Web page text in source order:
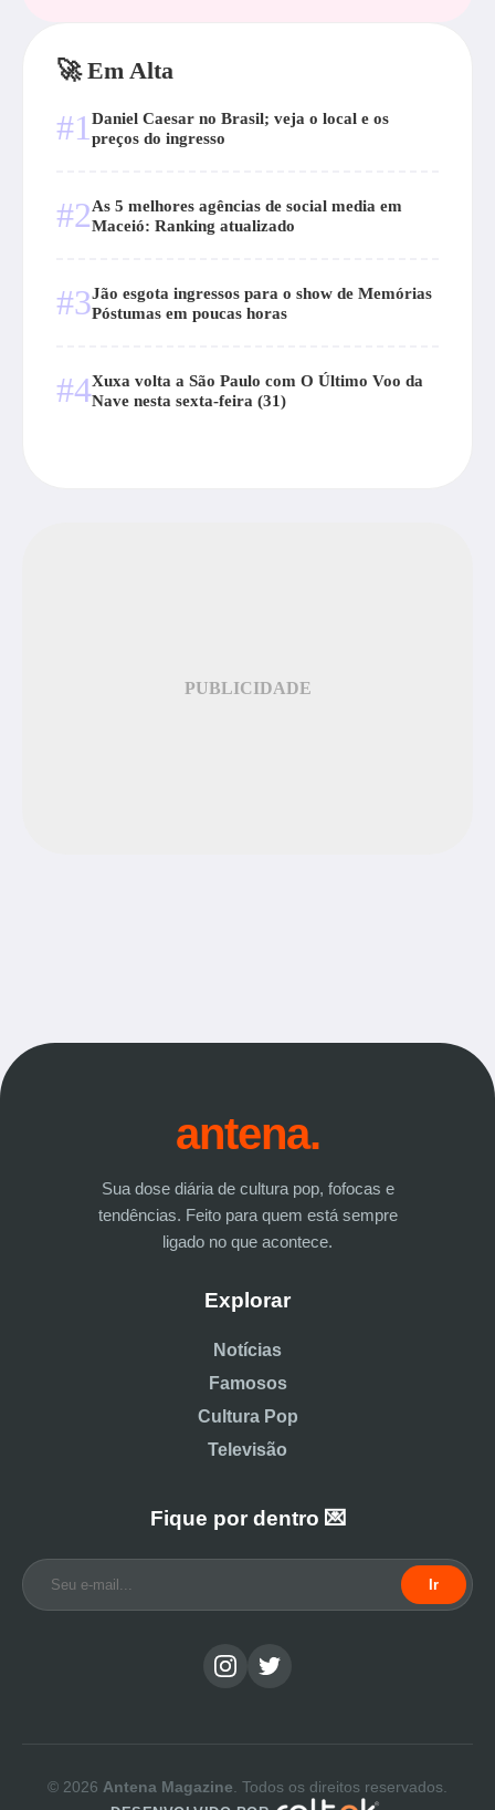
🚀 Em Alta
#1 Daniel Caesar no Brasil; veja o local e os
preços do ingresso
#2As 5 melhores agências de social media em
Maceió: Ranking atualizado
#3Jão esgota ingressos para o show de Memórias
Póstumas em poucas horas
#4Xuxa volta a São Paulo com O Último Voo da
Nave nesta sexta-feira (31)
PUBLICIDADE
antena.
Sua dose diária de cultura pop, fofocas e
tendências. Feito para quem está sempre
ligado no que acontece.
Explorar
Notícias
Famosos
Cultura Pop
Televisão
Fique por dentro 💌
Ir
© 2026 Antena Magazine . Todos os direitos reservados.